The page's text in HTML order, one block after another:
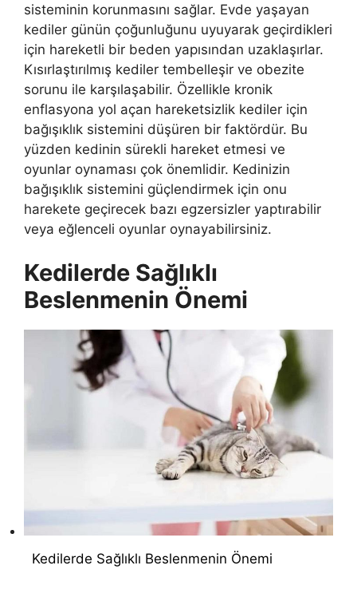
sisteminin korunmasını sağlar. Evde yaşayan
kediler günün çoğunluğunu uyuyarak geçirdikleri
için hareketli bir beden yapısından uzaklaşırlar.
Kısırlaştırılmış kediler tembelleşir ve obezite
sorunu ile karşılaşabilir. Özellikle kronik
enflasyona yol açan hareketsizlik kediler için
bağışıklık sistemini düşüren bir faktördür. Bu
yüzden kedinin sürekli hareket etmesi ve
oyunlar oynaması çok önemlidir. Kedinizin
bağışıklık sistemini güçlendirmek için onu
harekete geçirecek bazı egzersizler yaptırabilir
veya eğlenceli oyunlar oynayabilirsiniz.
Kedilerde Sağlıklı
Beslenmenin Önemi
Kedilerde Sağlıklı Beslenmenin Önemi